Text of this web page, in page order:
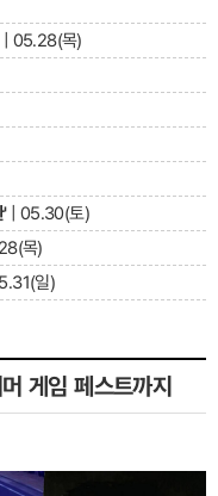
| 05.28(목)
'| 05.30(토)
목)
일)
게임 페스트까지